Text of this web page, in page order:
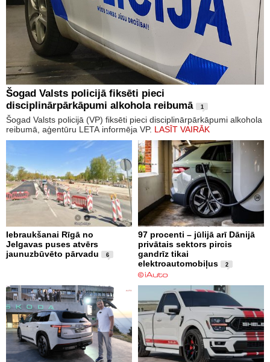
Šogad Valsts policijā fiksēti pieci
disciplinārpārkāpumi alkohola reibumā
1
Šogad Valsts policijā (VP) fiksēti pieci disciplinārpārkāpumi alkohola
reibumā, aģentūru LETA informēja VP. LASĪT VAIRĀK
Iebraukšanai Rīgā no
Jelgavas puses atvērs
jaunuzbūvēto pārvadu
6
97 procenti – jūlijā arī Dānijā
privātais sektors pircis
gandrīz tikai
elektroautomobiļus
2